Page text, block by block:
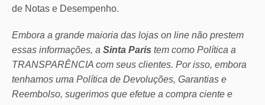
de Notas e Desempenho.
Embora a grande maioria das lojas on line não prestem
essas informações, a Sinta Paris tem como Política a
TRANSPARÊNCIA com seus clientes. Por isso, embora
tenhamos uma Política de Devoluções, Garantias e
Reembolso, sugerimos que efetue a compra ciente e